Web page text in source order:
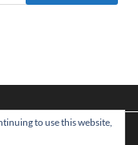
.
τη
to use this website,